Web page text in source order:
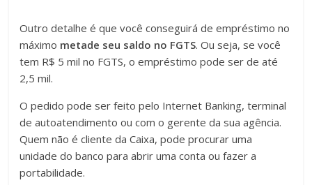
Outro detalhe é que você conseguirá de empréstimo no
máximo metade seu saldo no FGTS. Ou seja, se você
tem R$ 5 mil no FGTS, o empréstimo pode ser de até
2,5 mil.
O pedido pode ser feito pelo Internet Banking, terminal
de autoatendimento ou com o gerente da sua agência.
Quem não é cliente da Caixa, pode procurar uma
unidade do banco para abrir uma conta ou fazer a
portabilidade.